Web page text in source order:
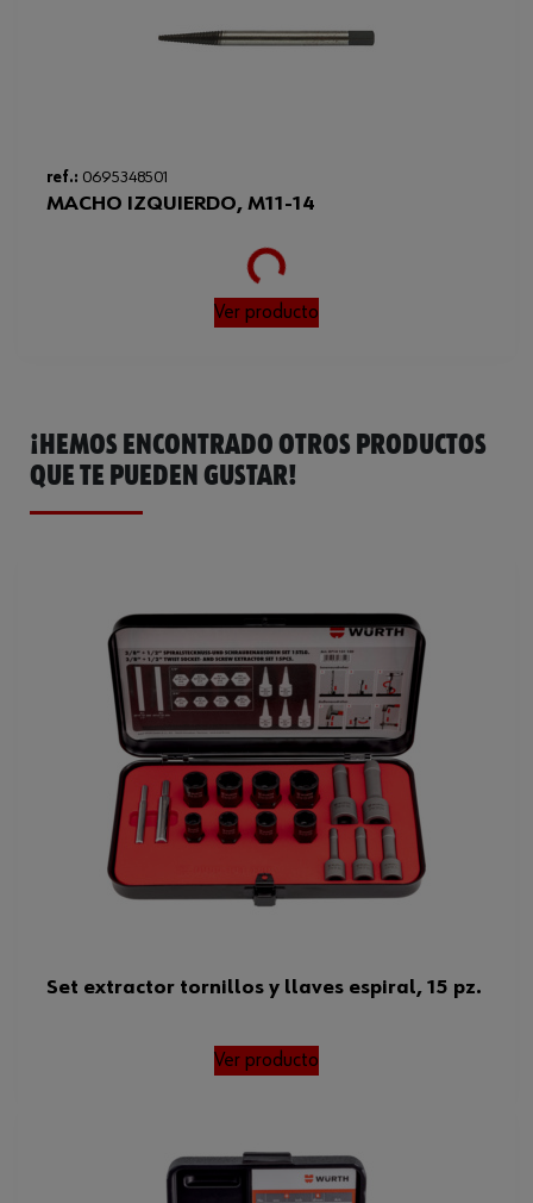
ref.: 0695348501
MACHO IZQUIERDO, M11-14
Loading...
Ver producto
¡HEMOS ENCONTRADO OTROS PRODUCTOS
QUE TE PUEDEN GUSTAR!
Set extractor tornillos y llaves espiral, 15 pz.
Ver producto